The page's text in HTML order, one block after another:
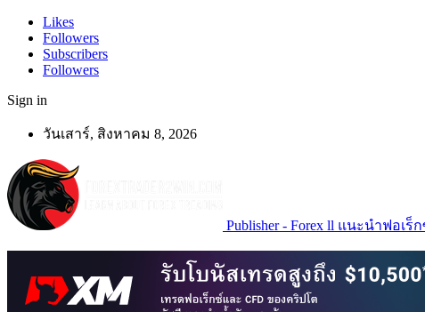
Likes
Followers
Subscribers
Followers
Sign in
วันเสาร์, สิงหาคม 8, 2026
Publisher - Forex ll แนะนำฟอเ